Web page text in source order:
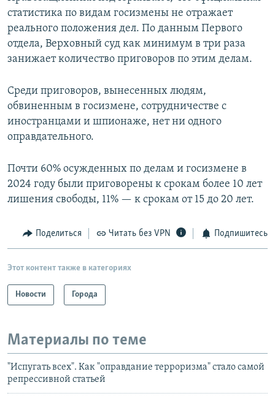
статистика по видам госизмены не отражает
реального положения дел. По данным Первого
отдела, Верховный суд как минимум в три раза
занижает количество приговоров по этим делам.
Среди приговоров, вынесенных людям,
обвиненным в госизмене, сотрудничестве с
иностранцами и шпионаже, нет ни одного
оправдательного.
Почти 60% осужденных по делам и госизмене в
2024 году были приговорены к срокам более 10 лет
лишения свободы, 11% — к срокам от 15 до 20 лет.
Поделиться Читать без VPN Подпишитесь
Этот контент также в категориях
Новости Города
Материалы по теме
"Испугать всех". Как "оправдание терроризма" стало самой
репрессивной статьей